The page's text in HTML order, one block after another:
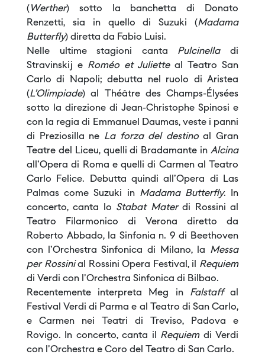
( Werther) sotto la banchetta di Donato
Renzetti, sia in quello di Suzuki (Madama
Butterfly) diretta da Fabio Luisi.
Nelle ultime stagioni canta Pulcinelladi
Stravinskij eRoméo et Julietteal Teatro San
Carlo di Napoli; debutta nel ruolo di Aristea
(L’Olimpiade) al Théâtre des Champs-Élysées
sotto la direzione di Jean-Christophe Spinosi e
con la regia di Emmanuel Daumas, veste i panni
di Preziosilla ne La forza del destinoal Gran
Teatre del Liceu, quelli di Bradamante in Alcina
all'Opera di Roma e quelli di Carmen al Teatro
Carlo Felice. Debutta quindi all'Opera di Las
Palmas come Suzuki in Madama Butterfly. In
concerto, canta lo Stabat Materdi Rossini al
Teatro Filarmonico di Verona diretto da
Roberto Abbado, la Sinfonia n. 9 di Beethoven
con l'Orchestra Sinfonica di Milano, la Messa
per Rossinial Rossini Opera Festival, il Requiem
di Verdi con l'Orchestra Sinfonica di Bilbao.
Recentemente interpreta Meg in Falstaffal
Festival Verdi di Parma e al Teatro di San Carlo,
e Carmen nei Teatri di Treviso, Padova e
Rovigo. In concerto, canta il Requiem di Verdi
con l'Orchestra e Coro del Teatro di San Carlo.